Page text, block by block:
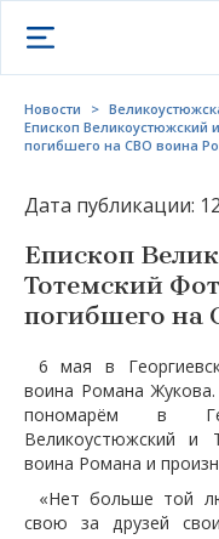
Открыть меню
Новости >
Епископ Великоустюжский
погибшего на СВО воина
Дата публикации:
Епископ
Тотемский
погибшего на
6 мая в
воина Романа
пономарём в
Великоустюжский и
воина Романа и
«Нет больше той
свою за друзей